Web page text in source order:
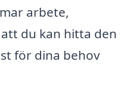
arbete,
du kan hitta den
för dina behov